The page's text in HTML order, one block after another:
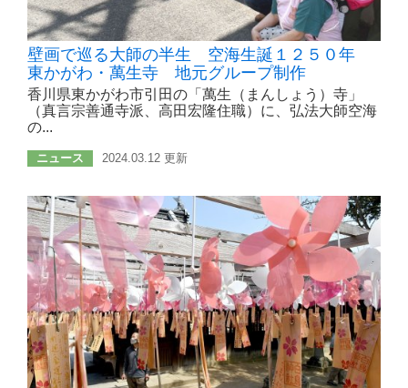
壁画で巡る大師の半生 空海生誕１２５０年
東かがわ・萬生寺 地元グループ制作
香川県東かがわ市引田の「萬生（まんしょう）寺」
（真言宗善通寺派、高田宏隆住職）に、弘法大師空海
の...
ニュース 2024.03.12 更新